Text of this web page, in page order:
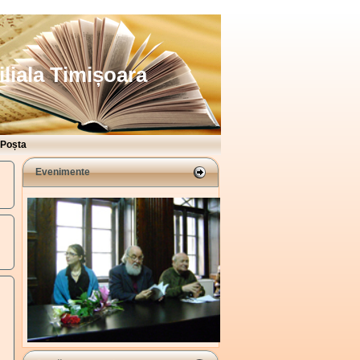
Timișoara
Poșta
Evenimente